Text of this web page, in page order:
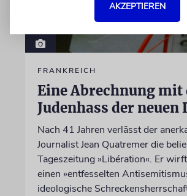
FRANKREICH
Eine Abrechnung mit
Judenhass der neuen
Nach 41 Jahren verlässt der
Journalist Jean Quatremer die
Tageszeitung »Libération«. Er
einen »entfesselten
ideologische
AKZEPTIEREN